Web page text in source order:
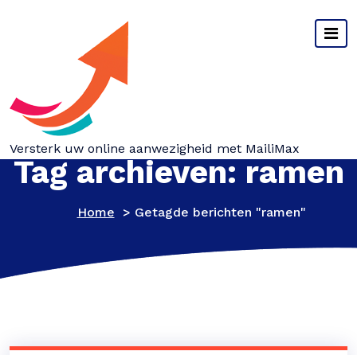
Versterk uw online aanwezigheid met MailiMax
Tag archieven: ramen
Home > Getagde berichten "ramen"